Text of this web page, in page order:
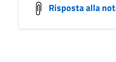
Risposta alla